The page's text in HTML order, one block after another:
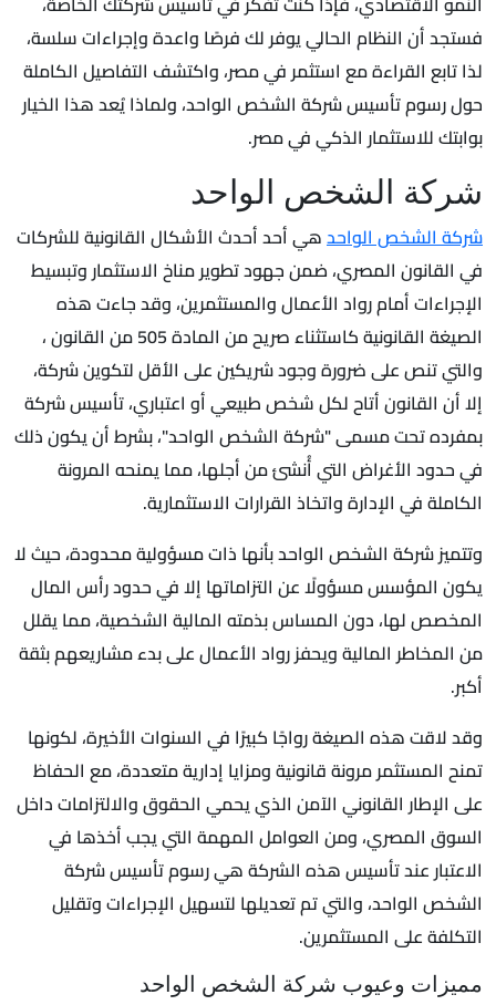
فستجد أن النظام الحالي يوفر لك فرصًا واعدة وإجراءات سلسة،
لذا تابع القراءة مع استثمر في مصر، واكتشف التفاصيل الكاملة
حول رسوم تأسيس شركة الشخص الواحد، ولماذا يُعد هذا الخيار
بوابتك للاستثمار الذكي في مصر.
شركة الشخص الواحد
شركة الشخص الواحدهي أحد أحدث الأشكال القانونية للشركات
في القانون المصري، ضمن جهود تطوير مناخ الاستثمار وتبسيط
الإجراءات أمام رواد الأعمال والمستثمرين، وقد جاءت هذه
الصيغة القانونية كاستثناء صريح من المادة 505 من القانون ،
والتي تنص على ضرورة وجود شريكين على الأقل لتكوين شركة،
إلا أن القانون أتاح لكل شخص طبيعي أو اعتباري، تأسيس شركة
بمفرده تحت مسمى "شركة الشخص الواحد"، بشرط أن يكون ذلك
في حدود الأغراض التي أُنشئ من أجلها، مما يمنحه المرونة
الكاملة في الإدارة واتخاذ القرارات الاستثمارية.
وتتميز شركة الشخص الواحد بأنها ذات مسؤولية محدودة، حيث لا
يكون المؤسس مسؤولًا عن التزاماتها إلا في حدود رأس المال
المخصص لها، دون المساس بذمته المالية الشخصية، مما يقلل
من المخاطر المالية ويحفز رواد الأعمال على بدء مشاريعهم بثقة
أكبر.
وقد لاقت هذه الصيغة رواجًا كبيرًا في السنوات الأخيرة، لكونها
تمنح المستثمر مرونة قانونية ومزايا إدارية متعددة، مع الحفاظ
على الإطار القانوني الآمن الذي يحمي الحقوق والالتزامات داخل
السوق المصري، ومن العوامل المهمة التي يجب أخذها في
الاعتبار عند تأسيس هذه الشركة هي رسوم تأسيس شركة
الشخص الواحد، والتي تم تعديلها لتسهيل الإجراءات وتقليل
التكلفة على المستثمرين.
مميزات وعيوب شركة الشخص الواحد